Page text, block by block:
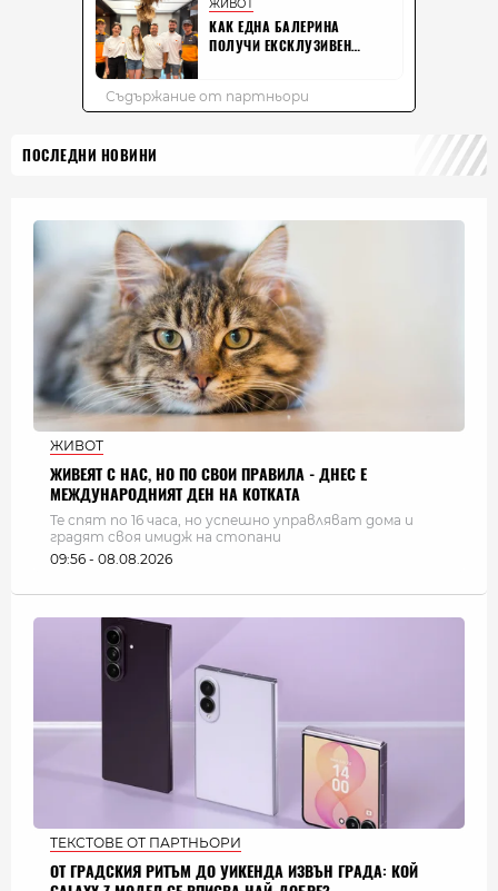
ПОСЛЕДНИ НОВИНИ
ЖИВОТ
ЖИВЕЯТ С НАС, НО ПО СВОИ ПРАВИЛА - ДНЕС Е
МЕЖДУНАРОДНИЯТ ДЕН НА КОТКАТА
Те спят по 16 часа, но успешно управляват дома и
градят своя имидж на стопани
09:56 - 08.08.2026
ТЕКСТОВЕ ОТ ПАРТНЬОРИ
ОТ ГРАДСКИЯ РИТЪМ ДО УИКЕНДА ИЗВЪН ГРАДА: КОЙ